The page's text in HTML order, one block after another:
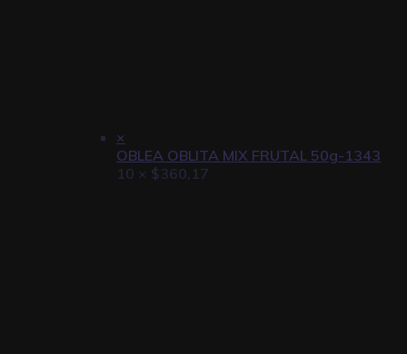
×
OBLEA OBLITA MIX FRUTAL 50g-1343
10 × $360,17